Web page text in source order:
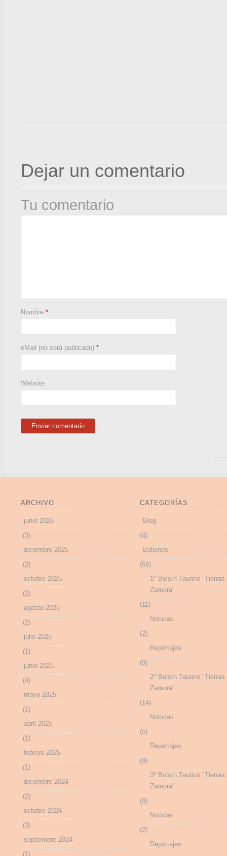
Dejar un comentario
Tu comentario
Nombre *
eMail (no será publicado) *
Website
ARCHIVO
junio 2026
(3)
diciembre 2025
(2)
octubre 2025
(2)
agosto 2025
(2)
julio 2025
(1)
junio 2025
(4)
mayo 2025
(1)
abril 2025
(1)
febrero 2025
(1)
diciembre 2024
(2)
octubre 2024
(3)
septiembre 2024
(1)
CATEGORÍAS
Blog
(4)
Bolsines
(58)
1º Bolsín Taurino "Tierras
Zamora"
(11)
Noticias
(2)
Reportajes
(9)
2º Bolsín Taurino "Tierras
Zamora"
(14)
Noticias
(5)
Reportajes
(9)
3º Bolsín Taurino "Tierras
Zamora"
(9)
Noticias
(2)
Reportajes